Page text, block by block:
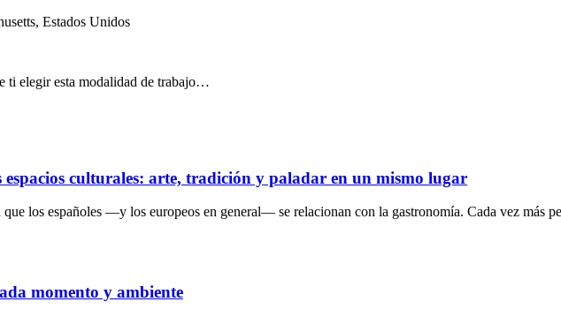
Estados Unidos
ti elegir esta modalidad de trabajo…
espacios culturales: arte, tradición y paladar en un mismo lugar
los españoles —y los europeos en general— se relacionan con la gastronomía. Cada vez más
momento y ambiente